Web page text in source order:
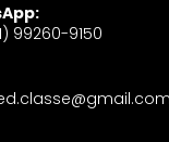
99260-9150